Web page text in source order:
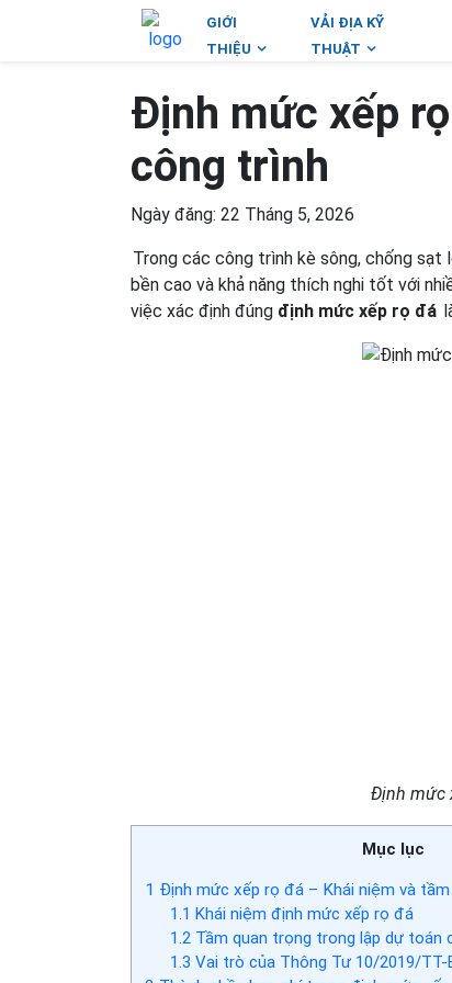
GIỚI
THIỆU
VẢI ĐỊA KỸ
THUẬT
Định mức xếp
công trình
Ngày đăng: 22 Tháng 5, 2026
Trong các công trình kè sông, chống sạt
bền cao và khả năng thích nghi tốt với
việc xác định đúng định mức xếp rọ đá
Định mức
Mục lục
1 Định mức xếp rọ đá – Khái niệm và
1.1 Khái niệm định mức xếp rọ đá
1.2Tầm quan trọng trong lập dự toán
1.3 Vai trò của Thông Tư 10/2019/TT-